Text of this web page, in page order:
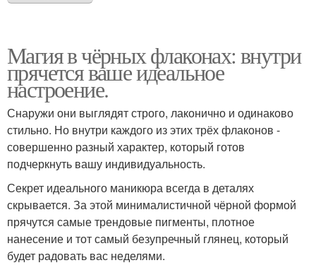
Магия в чёрных флаконах: внутри
прячется ваше идеальное
настроение.
Снаружи они выглядят строго, лаконично и одинаково
стильно. Но внутри каждого из этих трёх флаконов -
совершенно разный характер, который готов
подчеркнуть вашу индивидуальность.
Секрет идеального маникюра всегда в деталях
скрывается. За этой минималистичной чёрной формой
прячутся самые трендовые пигменты, плотное
нанесение и тот самый безупречный глянец, который
будет радовать вас неделями.